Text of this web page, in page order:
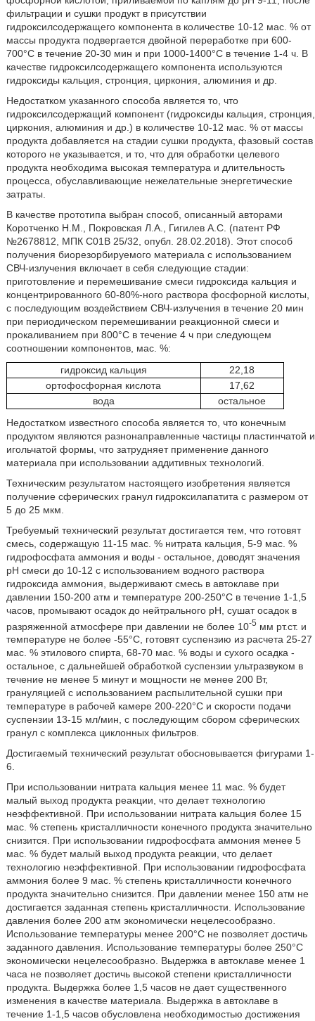
фильтрации и сушки продукт в присутствии
гидроксилсодержащего компонента в количестве 10-12 мас. % от
массы продукта подвергается двойной переработке при 600-
700°С в течение 20-30 мин и при 1000-1400°С в течение 1-4 ч. В
качестве гидроксилсодержащего компонента используются
гидроксиды кальция, стронция, циркония, алюминия и др.
Недостатком указанного способа является то, что
гидроксилсодержащий компонент (гидроксиды кальция, стронция,
циркония, алюминия и др.) в количестве 10-12 мас. % от массы
продукта добавляется на стадии сушки продукта, фазовый состав
которого не указывается, и то, что для обработки целевого
продукта необходима высокая температура и длительность
процесса, обуславливающие нежелательные энергетические
затраты.
В качестве прототипа выбран способ, описанный авторами
Коротченко Н.М., Покровская Л.А., Гигилев А.С. (патент РФ
№2678812, МПК С01В 25/32, опубл. 28.02.2018). Этот способ
получения биорезорбируемого материала с использованием
СВЧ-излучения включает в себя следующие стадии:
приготовление и перемешивание смеси гидроксида кальция и
концентрированного 60-80%-ного раствора фосфорной кислоты,
с последующим воздействием СВЧ-излучения в течение 20 мин
при периодическом перемешивании реакционной смеси и
прокаливанием при 800°С в течение 4 ч при следующем
соотношении компонентов, мас. %:
гидроксид кальция
22,18
ортофосфорная кислота
17,62
вода
остальное
Недостатком известного способа является то, что конечным
продуктом являются разнонаправленные частицы пластинчатой и
игольчатой формы, что затрудняет применение данного
материала при использовании аддитивных технологий.
Техническим результатом настоящего изобретения является
получение сферических гранул гидроксилапатита с размером от
5 до 25 мкм.
Требуемый технический результат достигается тем, что готовят
смесь, содержащую 11-15 мас. % нитрата кальция, 5-9 мас. %
гидрофосфата аммония и воды - остальное, доводят значения
рН смеси до 10-12 с использованием водного раствора
гидроксида аммония, выдерживают смесь в автоклаве при
давлении 150-200 атм и температуре 200-250°С в течение 1-1,5
часов, промывают осадок до нейтрального рН, сушат осадок в
разряженной атмосфере при давлении не более 10-5 мм рт.ст. и
температуре не более -55°С, готовят суспензию из расчета 25-27
мас. % этилового спирта, 68-70 мас. % воды и сухого осадка -
остальное, с дальнейшей обработкой суспензии ультразвуком в
течение не менее 5 минут и мощности не менее 200 Вт,
грануляцией с использованием распылительной сушки при
температуре в рабочей камере 200-220°С и скорости подачи
суспензии 13-15 мл/мин, с последующим сбором сферических
гранул с комплекса циклонных фильтров.
Достигаемый технический результат обосновывается фигурами 1-
6.
При использовании нитрата кальция менее 11 мас. % будет
малый выход продукта реакции, что делает технологию
неэффективной. При использовании нитрата кальция более 15
мас. % степень кристалличности конечного продукта значительно
снизится. При использовании гидрофосфата аммония менее 5
мас. % будет малый выход продукта реакции, что делает
технологию неэффективной. При использовании гидрофосфата
аммония более 9 мас. % степень кристалличности конечного
продукта значительно снизится. При давлении менее 150 атм не
достигается заданная степень кристалличности. Использование
давления более 200 атм экономически нецелесообразно.
Использование температуры менее 200°С не позволяет достичь
заданного давления. Использование температуры более 250°С
экономически нецелесообразно. Выдержка в автоклаве менее 1
часа не позволяет достичь высокой степени кристалличности
продукта. Выдержка более 1,5 часов не дает существенного
изменения в качестве материала. Выдержка в автоклаве в
течение 1-1,5 часов обусловлена необходимостью достижения